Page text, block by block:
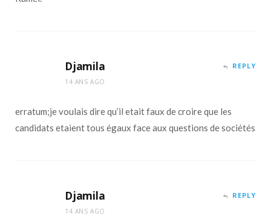
Djamila
14 ANS AGO
REPLY
erratum;je voulais dire qu’il etait faux de croire que les
candidats etaient tous égaux face aux questions de sociétés
Djamila
14 ANS AGO
REPLY